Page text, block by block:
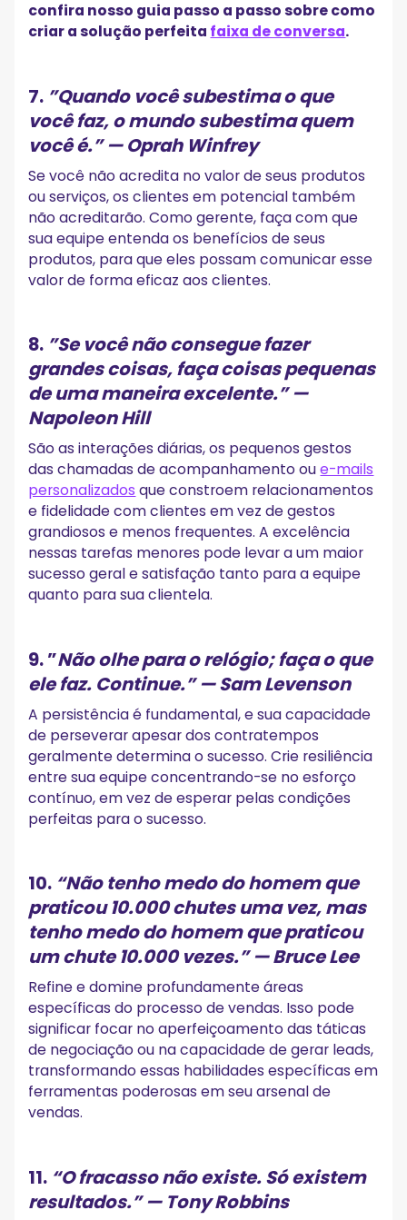
confira nosso guia passo a passo sobre como
criar a solução perfeita faixa de conversa.
7. ”Quando você subestima o que
você faz, o mundo subestima quem
você é.”— Oprah Winfrey
Se você não acredita no valor de seus produtos
ou serviços, os clientes em potencial também
não acreditarão. Como gerente, faça com que
sua equipe entenda os benefícios de seus
produtos, para que eles possam comunicar esse
valor de forma eficaz aos clientes.
8. ”Se você não consegue fazer
grandes coisas, faça coisas pequenas
de uma maneira excelente.”—
Napoleon Hill
São as interações diárias, os pequenos gestos
das chamadas de acompanhamento oue-mails
personalizados que constroem relacionamentos
e fidelidade com clientes em vez de gestos
grandiosos e menos frequentes. A excelência
nessas tarefas menores pode levar a um maior
sucesso geral e satisfação tanto para a equipe
quanto para sua clientela.
9.”Não olhe para o relógio; faça o que
ele faz. Continue.”— Sam Levenson
A persistência é fundamental, e sua capacidade
de perseverar apesar dos contratempos
geralmente determina o sucesso. Crie resiliência
entre sua equipe concentrando-se no esforço
contínuo, em vez de esperar pelas condições
perfeitas para o sucesso.
10. “Não tenho medo do homem que
praticou 10.000 chutes uma vez, mas
tenho medo do homem que praticou
um chute 10.000 vezes.”— Bruce Lee
Refine e domine profundamente áreas
específicas do processo de vendas. Isso pode
significar focar no aperfeiçoamento das táticas
de negociação ou na capacidade de gerar leads,
transformando essas habilidades específicas em
ferramentas poderosas em seu arsenal de
vendas.
11. “O fracasso não existe. Só existem
resultados.”— Tony Robbins